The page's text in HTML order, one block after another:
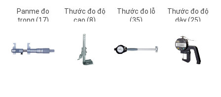
Panme đo
trong (17)
Thước đo độ
cao (8)
Thước đo lỗ
(35)
Thước đo độ
dày (25)